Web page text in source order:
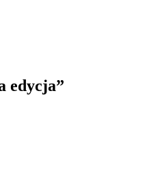
edycja”